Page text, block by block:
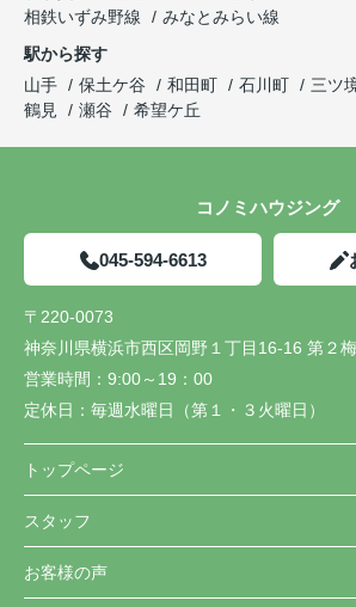
相鉄いずみ野線
みなとみらい線
駅から探す
山手
保土ケ谷 和田町 石川町 三ツ
鶴見
瀬谷 希望ケ丘
コノミハウジング
045-594-6613
〒220-0073
神奈川県横浜市西区岡野１丁目16-16 第２
営業時間： 9:00～19：00
定休日： 毎週水曜日（第１・３火曜日）
トップページ
スタッフ
お客様の声